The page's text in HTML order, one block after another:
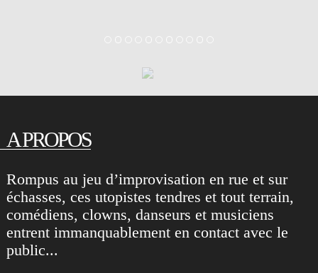
A PROPOS
Rompus au jeu d’improvisation en rue et sur
échasses, ces utopistes tendres et tout terrain,
comédiens, clowns, danseurs et musiciens
entrent immanquablement en contact avec le
public...